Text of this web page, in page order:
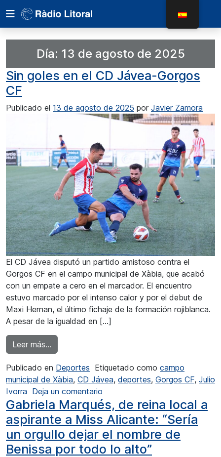
Día: 13 de agosto de 2025
Sin goles en el CD Jávea-Gorgos
CF
Publicado el 13 de agosto de 2025 por Javier Zamora
El CD Jávea disputó un partido amistoso contra el
Gorgos CF en el campo municipal de Xàbia, que acabó
con un empate a cero en el marcador. El encuentro
estuvo marcado por el intenso calor y por el debut de
Maxi Hernan, el último fichaje de la formación rojiblanca.
A pesar de la igualdad en […]
Leer más…
Publicado en Deportes Etiquetado como campo
municipal de Xàbia, CD Jávea, deportes, Gorgos CF, Julio
Ivorra Deja un comentario
Gabriela Marqués, de reina local a
aspirante a Miss Alicante: “Sería
un orgullo dejar el nombre de
Benissa por todo lo alto”